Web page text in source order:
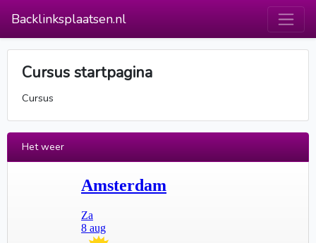
Backlinksplaatsen.nl
Cursus startpagina
Cursus
Het weer